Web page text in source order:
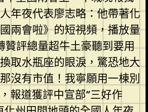
年夜代表廖志略：他帶著化
兩會啦》的短視頻，播放量
評總量超牛土豪聽到要用
取水瓶座的眼淚，驚恐地大
沒有市值！我寧願用一棟別
報道獲評中宣部“三好作